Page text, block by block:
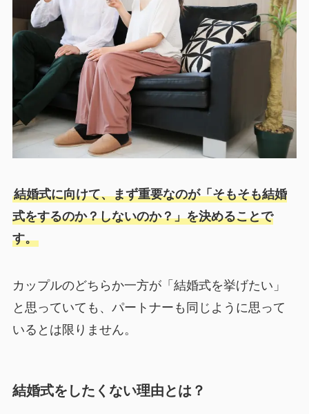
結婚式に向けて、まず重要なのが「そもそも結婚
式をするのか？しないのか？」を決めることで
す。
カップルのどちらか一方が「結婚式を挙げたい」
と思っていても、パートナーも同じように思って
いるとは限りません。
結婚式をしたくない理由とは？